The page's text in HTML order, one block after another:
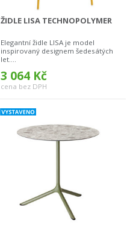
ŽIDLE LISA TECHNOPOLYMER
Elegantní židle LISA je model
inspirovaný designem šedesátých
let....
3 064 Kč
cena bez DPH